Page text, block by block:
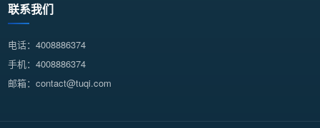
联系我们
电话：4008886374
手机：4008886374
邮箱：contact@tuqi.com